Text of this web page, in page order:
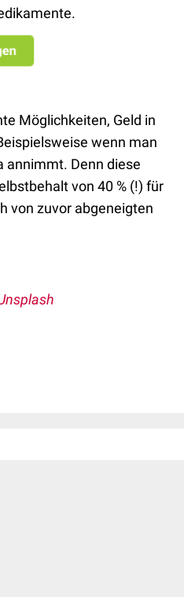
Möglichkeiten, Geld in
wenn man
annimmt. Denn diese
von 40 % (!) für
von zuvor abgeneigten